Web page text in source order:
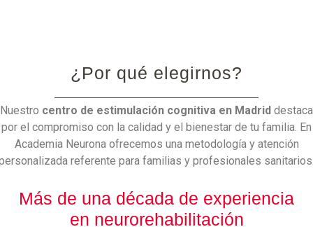
¿Por qué elegirnos?
Nuestro centro de estimulación cognitiva en Madrid destaca
por el compromiso con la calidad y el bienestar de tu familia. En
Academia Neurona ofrecemos una metodología y atención
referente para familias y profesionales
Más de una década de experiencia
en neurorehabilitación